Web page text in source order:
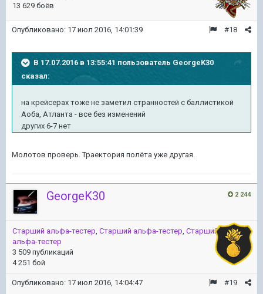
13 629 боёв
#18
Опубликовано: 17 июл 2016, 14:01:39
В 17.07.2016 в 13:55:41 пользователь GeorgeK30
сказал:
на крейсерах тоже не заметил странностей с баллистикой
Аоба, Атланта - все без изменений
других 6-7 нет
Молотов проверь. Траектория полёта уже другая.
2 244
GeorgeK30
Старший альфа-тестер Старший альфа-тестер Старший
альфа-тестер
3 509 публикаций
4 251 бой
#19
Опубликовано: 17 июл 2016, 14:04:47